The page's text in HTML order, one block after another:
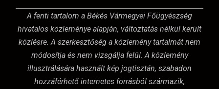
A fenti tartalom a Békés Vármegyei Főügyészség
hivatalos közleménye alapján, változtatás nélkül került
közlésre. A szerkesztőség a közlemény tartalmát nem
módosítja és nem vizsgálja felül. A közlemény
illusztrálására használt kép jogtisztán, szabadon
hozzáférhető internetes forrásból származik,